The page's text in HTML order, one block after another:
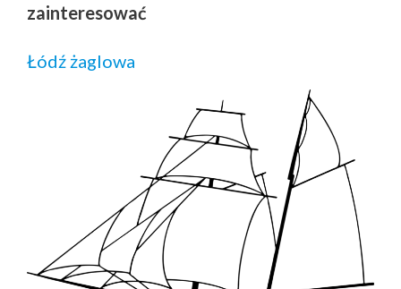
zainteresować
Łódź żaglowa